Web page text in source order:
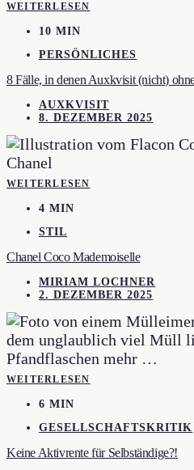
WEITERLESEN
10 MIN
PERSÖNLICHES
8 Fälle, in denen Auxkvisit (nicht)
AUXKVISIT
8. DEZEMBER 2025
WEITERLESEN
4 MIN
STIL
Chanel Coco Mademoiselle
MIRIAM LOCHNER
2. DEZEMBER 2025
WEITERLESEN
6 MIN
GESELLSCHAFTSKRITIK
Keine Aktivrente für Selbständige?!